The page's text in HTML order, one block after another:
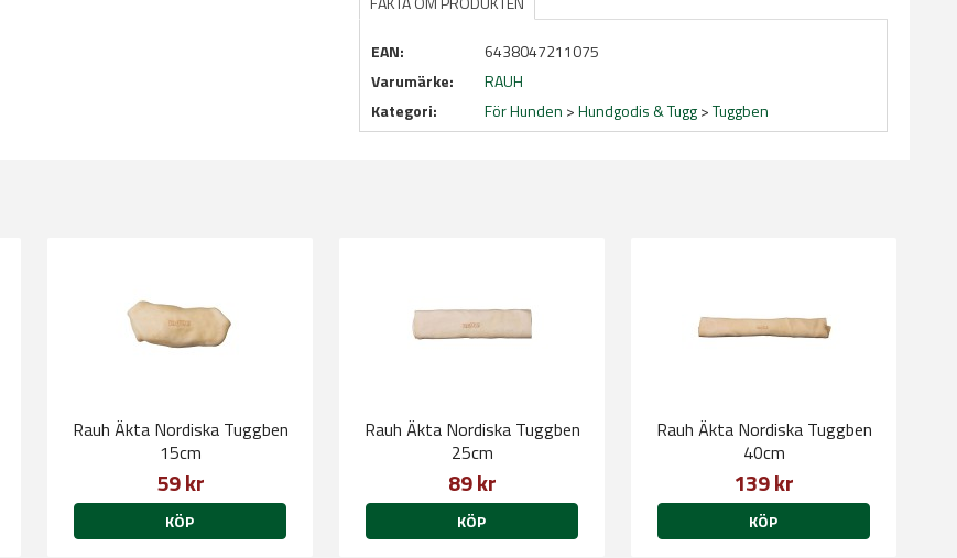
EAN:
6438047211075
Varumärke:
RAUH
Kategori:
För Hunden >Hundgodis & Tugg>Tuggben
Rauh Äkta Nordiska Tuggben
15cm
59 kr
KÖP
Rauh Äkta Nordiska Tuggben
25cm
89 kr
KÖP
Rauh Äkta Nordiska Tuggben
40cm
139 kr
KÖP